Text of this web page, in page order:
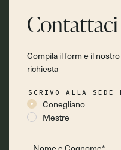
Contattaci
Compila il form e il
richiesta
SCRIVO ALLA
Conegliano
Mestre